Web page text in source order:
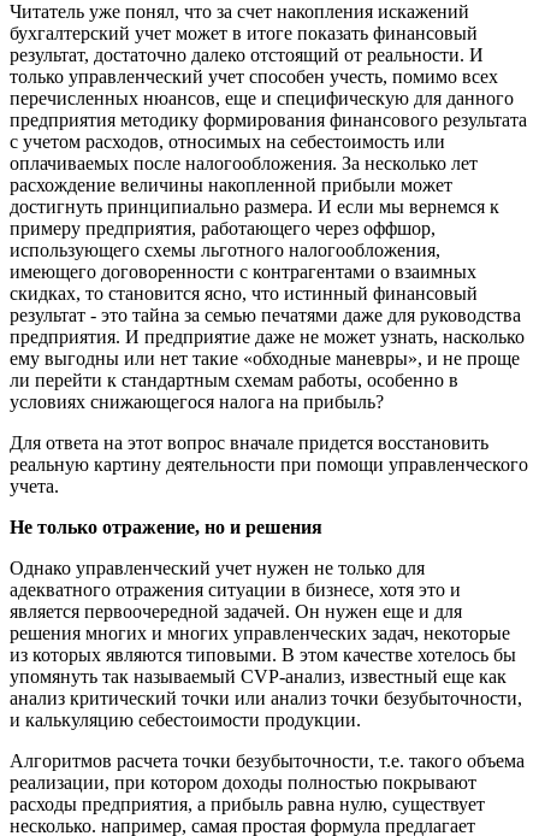
Читатель уже понял, что за счет накопления искажений
бухгалтерский учет может в итоге показать финансовый
результат, достаточно далеко отстоящий от реальности. И
только управленческий учет способен учесть, помимо всех
перечисленных нюансов, еще и специфическую для данного
предприятия методику формирования финансового результата
с учетом расходов, относимых на себестоимость или
оплачиваемых после налогообложения. За несколько лет
расхождение величины накопленной прибыли может
достигнуть принципиально размера. И если мы вернемся к
примеру предприятия, работающего через оффшор,
использующего схемы льготного налогообложения,
имеющего договоренности с контрагентами о взаимных
скидках, то становится ясно, что истинный финансовый
результат - это тайна за семью печатями даже для руководства
предприятия. И предприятие даже не может узнать, насколько
ему выгодны или нет такие «обходные маневры», и не проще
ли перейти к стандартным схемам работы, особенно в
условиях снижающегося налога на прибыль?
Для ответа на этот вопрос вначале придется восстановить
реальную картину деятельности при помощи управленческого
учета.
Не только отражение, но и решения
Однако управленческий учет нужен не только для
адекватного отражения ситуации в бизнесе, хотя это и
является первоочередной задачей. Он нужен еще и для
решения многих и многих управленческих задач, некоторые
из которых являются типовыми. В этом качестве хотелось бы
упомянуть так называемый CVP-анализ, известный еще как
анализ критический точки или анализ точки безубыточности,
и калькуляцию себестоимости продукции.
Алгоритмов расчета точки безубыточности, т.е. такого объема
реализации, при котором доходы полностью покрывают
расходы предприятия, а прибыль равна нулю, существует
несколько. например, самая простая формула предлагает